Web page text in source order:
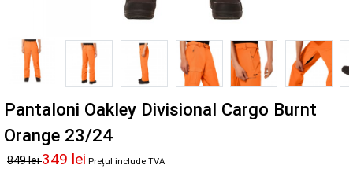
Pantaloni Oakley Divisional Cargo Burnt
Orange 23/24
849 lei349 lei Prețul include TVA